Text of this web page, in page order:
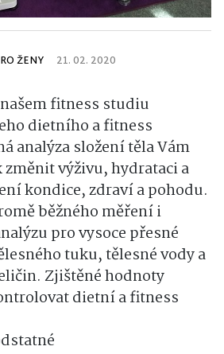
ŽENY 21. 02. 2020
fitness studiu
dietního a fitness
analýza složení těla Vám
výživu, hydrataci a
kondice, zdraví a pohodu.
běžného měření i
pro vysoce přesné
tuku, tělesné vody a
Zjištěné hodnoty
dietní a fitness